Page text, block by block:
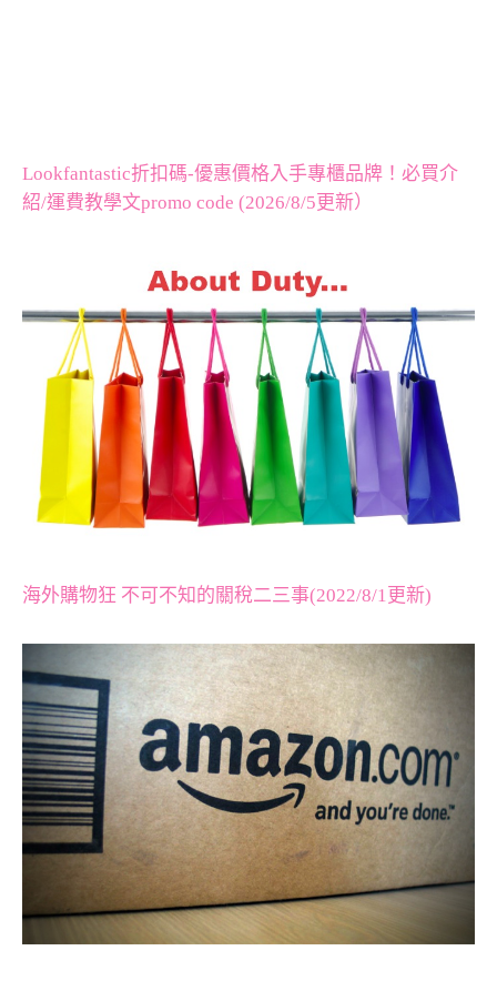
Lookfantastic折扣碼-優惠價格入手專櫃品牌！必買介
紹/運費教學文promo code (2026/8/5更新）
海外購物狂 不可不知的關稅二三事(2022/8/1更新)